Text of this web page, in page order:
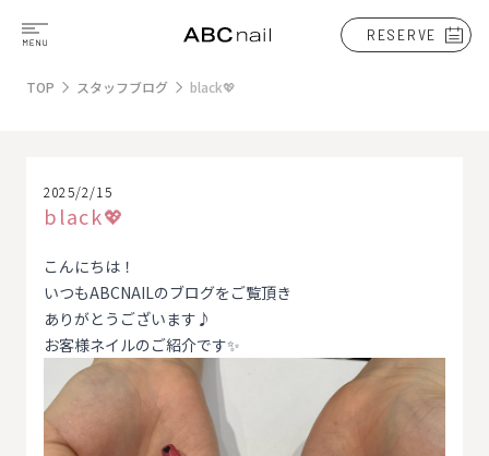
RESERVE
TOP スタッフブログ black💖
2025/2/15
black💖
こんにちは！
いつもABCNAILのブログをご覧頂き
ありがとうございます♪
お客様ネイルのご紹介です✨